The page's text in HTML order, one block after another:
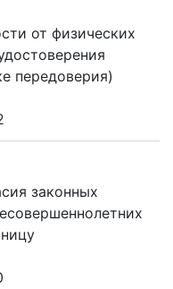
от физических
передоверия)
законных